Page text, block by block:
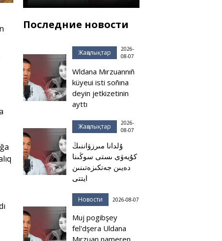
Последние новости
Жаңалықтар
2026-
08-07
Wldana Mırzuannıñ
küyeui isti soñına
deyin jetkizetinin
ayttı
Жаңалықтар
2026-
08-07
ۇلدانا مىرزۋاننىڭ
كۇيەۋى ىستى سوڭىنا
دەيىن جەتكىزەتىنىن
ايتتى
Новости 2026-08-07
Muj pogibşey
fel'dşera Uldana
Mırzuan nameren